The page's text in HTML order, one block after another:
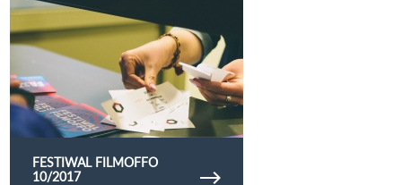
FESTIWAL FILMOFFO
10/2017